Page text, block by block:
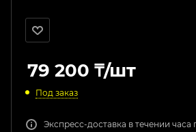
79 200 ₸/шт
Под заказ
Экспресс-доставка в течении